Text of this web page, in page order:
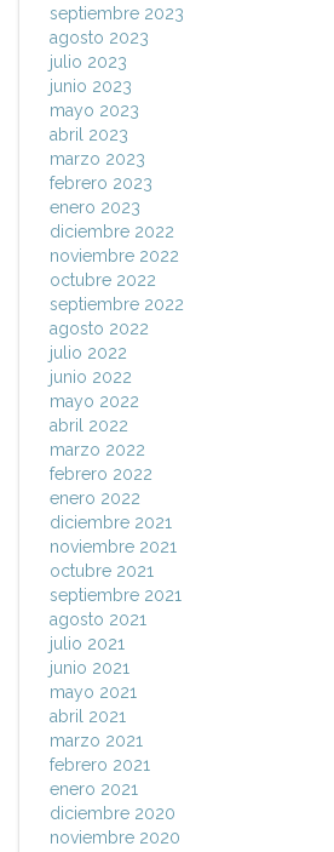
septiembre 2023
agosto 2023
julio 2023
junio 2023
mayo 2023
abril 2023
marzo 2023
febrero 2023
enero 2023
diciembre 2022
noviembre 2022
octubre 2022
septiembre 2022
agosto 2022
julio 2022
junio 2022
mayo 2022
abril 2022
marzo 2022
febrero 2022
enero 2022
diciembre 2021
noviembre 2021
octubre 2021
septiembre 2021
agosto 2021
julio 2021
junio 2021
mayo 2021
abril 2021
marzo 2021
febrero 2021
enero 2021
diciembre 2020
noviembre 2020